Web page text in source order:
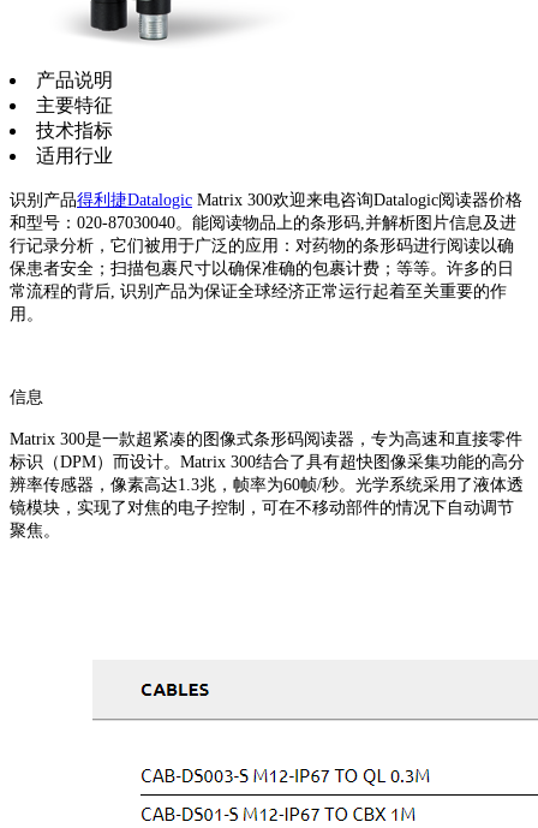
产品说明
主要特征
技术指标
适用行业
识别产品得利捷Datalogic Matrix 300欢迎来电咨询Datalogic阅读器价格
和型号：020-87030040。能阅读物品上的条形码,并解析图片信息及进
行记录分析，它们被用于广泛的应用：对药物的条形码进行阅读以确
保患者安全；扫描包裹尺寸以确保准确的包裹计费；等等。许多的日
常流程的背后, 识别产品为保证全球经济正常运行起着至关重要的作
用。
信息
Matrix 300是一款超紧凑的图像式条形码阅读器，专为高速和直接零件
标识（DPM）而设计。Matrix 300结合了具有超快图像采集功能的高分
辨率传感器，像素高达1.3兆，帧率为60帧/秒。光学系统采用了液体透
镜模块，实现了对焦的电子控制，可在不移动部件的情况下自动调节
聚焦。